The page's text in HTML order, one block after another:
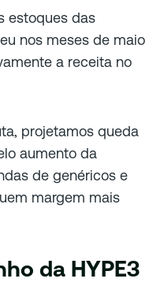
estoques das
nos meses de maio
a receita no
projetamos queda
aumento da
de genéricos e
margem mais
da HYPE3